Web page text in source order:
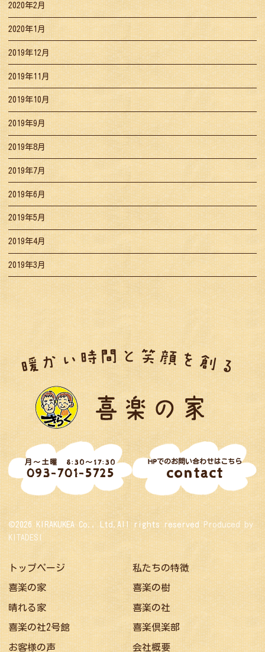
2020年2月
2020年1月
2019年12月
2019年11月
2019年10月
2019年9月
2019年8月
2019年7月
2019年6月
2019年5月
2019年4月
2019年3月
月～土曜 8:30～17:30
093-701-5725
HPでのお問い合わせはこちら
contact
©2026 KIRAKUKEA Co., Ltd.All rights reserved Produced by
KITADESI
トップページ 私たちの特徴
喜楽の家 喜楽の樹
晴れる家 喜楽の社
喜楽の社2号館 喜楽倶楽部
お客様の声 会社概要